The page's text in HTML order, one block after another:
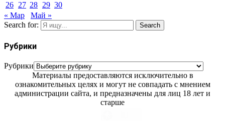
26 27 28 29 30
« Мар
Май »
Search for:
Search
Рубрики
Рубрики
Материалы предоставляются исключительно в
ознакомительных целях и могут не совпадать с мнением
администрации сайта, и предназначены для лиц 18 лет и
старше